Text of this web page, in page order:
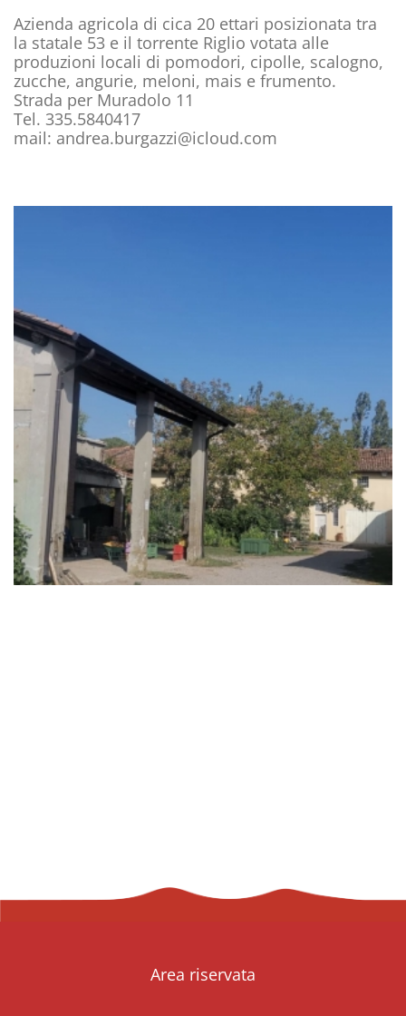
Azienda agricola di cica 20 ettari posizionata tra
la statale 53 e il torrente Riglio votata alle
produzioni locali di pomodori, cipolle, scalogno,
zucche, angurie, meloni, mais e frumento.
Strada per Muradolo 11
Tel. 335.5840417
mail: andrea.burgazzi@icloud.com
Area riservata